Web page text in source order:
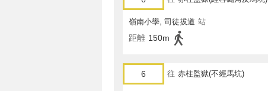
嶺南小學, 司徒拔道 站
距離 150m
6 往 赤柱監獄(不經馬坑)